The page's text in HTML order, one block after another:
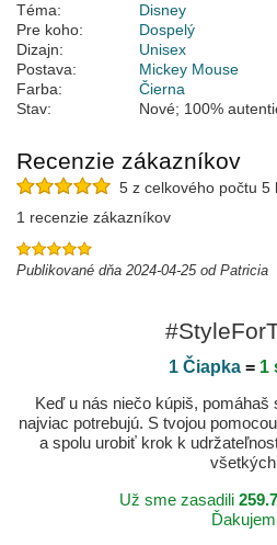
Téma:
Disney
Pre koho:
Dospelý
Dizajn:
Unisex
Postava:
Mickey Mouse
Farba:
Čierna
Stav:
Nové; 100%
Recenzie zákazníkov
5 z celkového počtu 5
1 recenzie zákazníkov
Publikované dňa 2024-04-25 od Patricia
1 Čiapka = 1
Keď u nás niečo kúpiš,
najviac potrebujú. S tvojou
a spolu urobiť krok k
Už sme zasadili